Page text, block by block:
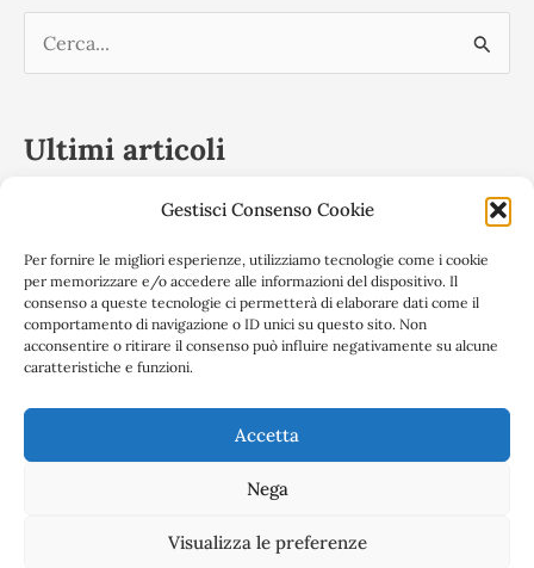
Gestisci Consenso Cookie
Per fornire le migliori esperienze, utilizziamo tecnologie come i cookie
per memorizzare e/o accedere alle informazioni del dispositivo. Il
consenso a queste tecnologie ci permetterà di elaborare dati come il
comportamento di navigazione o ID unici su questo sito. Non
acconsentire o ritirare il consenso può influire negativamente su alcune
caratteristiche e funzioni.
Accetta
Nega
Visualizza le preferenze
c
Ultimi articoli
Convegno 17 febbraio 2023 – Privacy: rapporti tra
Titolare del Trattamento e soggetti esterni nel GDPR –
Compiti e responsabilità
17/19 marzo 2022: Master online in diritto
dell’informatica e informatica giuridica
ANGIF al Forensic Virtual Summit 2021
Informativa Privacy |